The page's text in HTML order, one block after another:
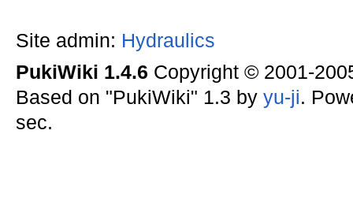
Site admin: Hydraulics
PukiWiki 1.4.6 Copyright © 2001-
Based on "PukiWiki" 1.3 by yu-ji.
sec.